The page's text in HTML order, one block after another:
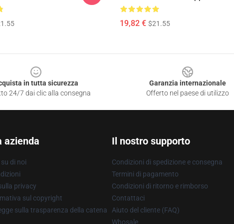
19,82 € $21.55
in tutta sicurezza
24/7 dai clic alla consegna
Garanzia internazionale
Offerto nel paese di utilizzo
azienda
di noi
privacy
sul copyright
sulla trasparenza della catena
Il nostro supporto
Condizioni di spedizione e consegna
Termini di pagamento
Condizioni di ritorno e rimborso
Contattaci
Aiuto del cliente (FAQ)
Whosale